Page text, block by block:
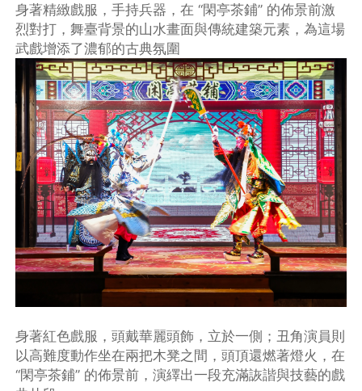
身著精緻戲服，手持兵器，在 “閑亭茶鋪” 的佈景前激
烈對打，舞臺背景的山水畫面與傳統建築元素，為這場
武戲增添了濃郁的古典氛圍
身著紅色戲服，頭戴華麗頭飾，立於一側；丑角演員則
以高難度動作坐在兩把木凳之間，頭頂還燃著燈火，在
“閑亭茶鋪” 的佈景前，演繹出一段充滿詼諧與技藝的戲